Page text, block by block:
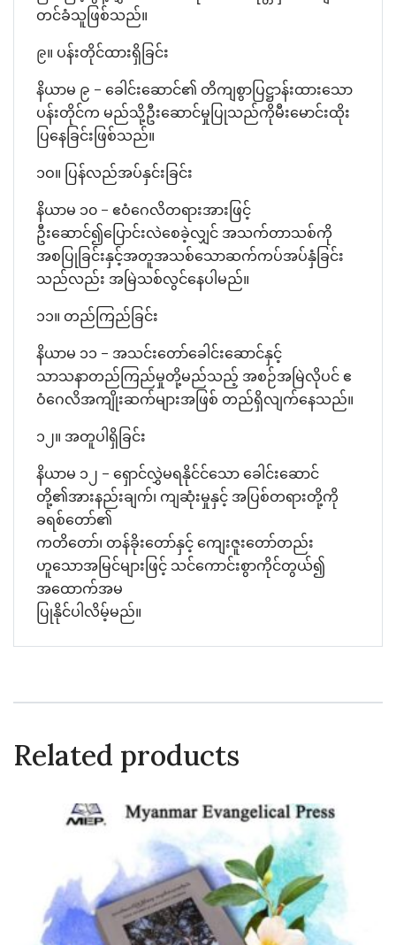
တင်ခံသူဖြစ်သည်။
၉။ ပန်းတိုင်ထားရှိခြင်း
နိယာမ ၉ – ခေါင်းဆောင်၏ တိကျစွာပြဋ္ဌာန်းထားသော
ပန်းတိုင်က မည်သို့ဦးဆောင်မှုပြုသည်ကိုမီးမောင်းထိုး
ပြနေခြင်းဖြစ်သည်။
၁ဝ။ ပြန်လည်အပ်နှင်းခြင်း
နိယာမ ၁၀ – ဧဝံဂေလိတရားအားဖြင့်
ဦးဆောင်၍ပြောင်းလဲစေခဲ့လျှင် အသက်တာသစ်ကို
အစပြုခြင်းနှင့်အတူအသစ်သောဆက်ကပ်အပ်နှံခြင်း
သည်လည်း အမြဲသစ်လွင်နေပါမည်။
၁၁။ တည်ကြည်ခြင်း
နိယာမ ၁၁ – အသင်းတော်ခေါင်းဆောင်နှင့်
သာသနာတည်ကြည်မှုတို့မည်သည့် အစဉ်အမြဲလိုပင် ဧ
ဝံဂေလိအကျိုးဆက်များအဖြစ် တည်ရှိလျက်နေသည်။
၁၂။ အတူပါရှိခြင်း
နိယာမ ၁၂ – ရှောင်လွှဲမရနိုင်င်သော ခေါင်းဆောင်
တို့၏အားနည်းချက်၊ ကျဆုံးမှုနှင့် အပြစ်တရားတို့ကို
ခရစ်တော်၏
ကတိတော်၊ တန်ခိုးတော်နှင့် ကျေးဇူးတော်တည်း
ဟူသောအမြင်များဖြင့် သင်ကောင်းစွာကိုင်တွယ်၍
အထောက်အမ
ပြုနိုင်ပါလိမ့်မည်။
Related products